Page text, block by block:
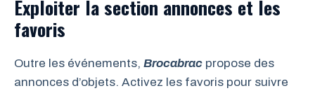
Exploiter la section annonces et les
favoris
Outre les événements, Brocabrac propose des
annonces d’objets. Activez les favoris pour suivre